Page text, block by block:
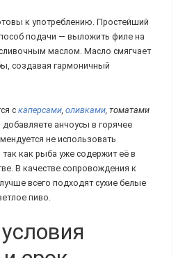
к употреблению. Простейший
подачи — выложить филе на
маслом. Масло смягчает
создавая гармоничный
с каперсами оливками , томатами
анчоусы в горячее
не использовать
как рыба уже содержит её в
В качестве сопровождения к
всего подходят сухие белые
пиво.